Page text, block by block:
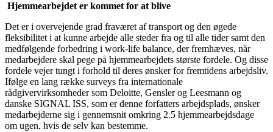
Hjemmearbejdet er kommet for at blive
Det er i overvejende grad fraværet af transport og den øgede
fleksibilitet i at kunne arbejde alle steder fra og til alle tider samt den
medfølgende forbedring i work-life balance, der fremhæves, når
medarbejdere skal pege på hjemmearbejdets største fordele. Og disse
fordele vejer tungt i forhold til deres ønsker for fremtidens arbejdsliv.
Ifølge en lang række surveys fra internationale
rådgivervirksomheder som Deloitte, Gensler og Leesmann og
danske SIGNAL ISS, som er denne forfatters arbejdsplads, ønsker
medarbejderne sig i gennemsnit omkring 2.5 hjemmearbejdsdage
om ugen, hvis de selv kan bestemme.